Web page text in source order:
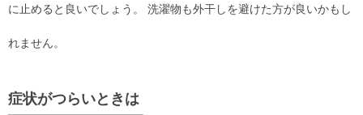
に止めると良いでしょう。 洗濯物も外干しを避けた方が良いかもし
れません。
症状がつらいときは